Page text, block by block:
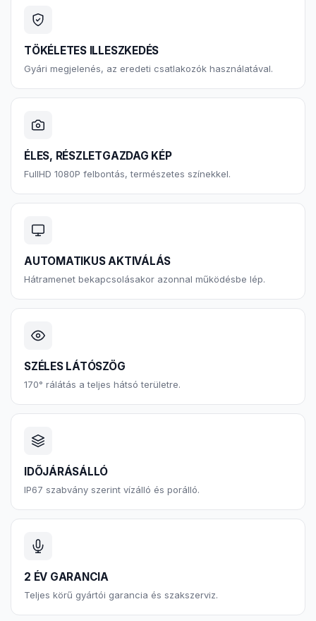
TÖKÉLETES ILLESZKEDÉS
Gyári megjelenés, az eredeti csatlakozók használatával.
ÉLES, RÉSZLETGAZDAG KÉP
FullHD 1080P felbontás, természetes színekkel.
AUTOMATIKUS AKTIVÁLÁS
Hátramenet bekapcsolásakor azonnal működésbe lép.
SZÉLES LÁTÓSZÖG
170° rálátás a teljes hátsó területre.
IDŐJÁRÁSÁLLÓ
IP67 szabvány szerint vízálló és porálló.
2 ÉV GARANCIA
Teljes körű gyártói garancia és szakszerviz.